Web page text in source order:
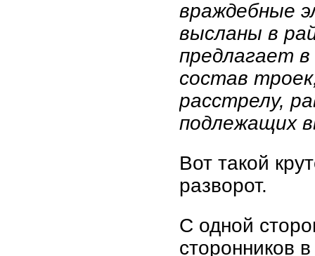
враждебные
высланы в
предлагает
состав
расстрелу,
подлежащих
Вот такой
разворот.
С одной
сторонников